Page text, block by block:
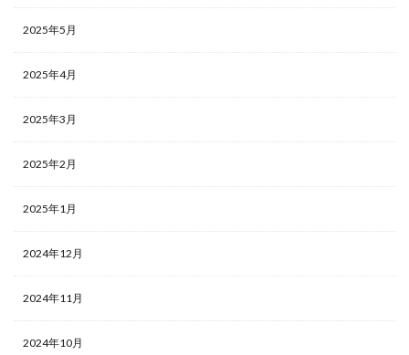
2025年5月
2025年4月
2025年3月
2025年2月
2025年1月
2024年12月
2024年11月
2024年10月